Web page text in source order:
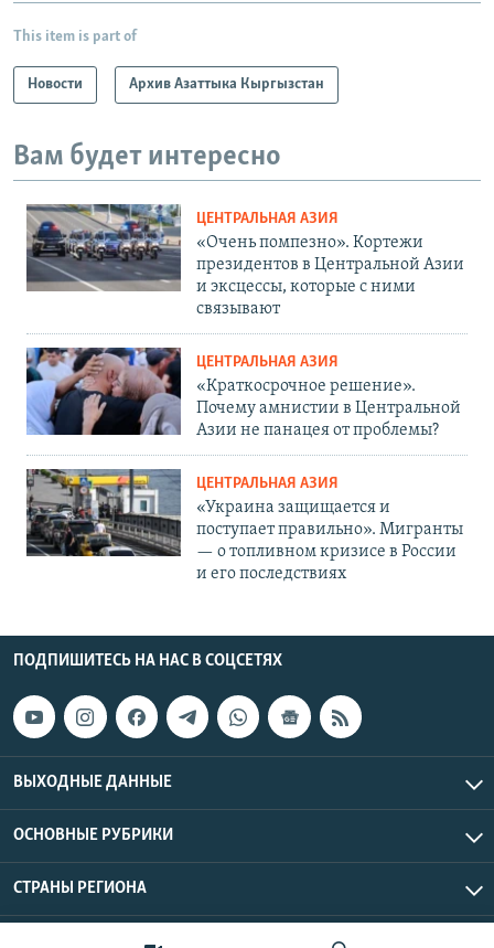
This item is part of
Новости Архив Азаттыка Кыргызстан
Вам будет интересно
ЦЕНТРАЛЬНАЯ АЗИЯ
«Очень помпезно». Кортежи
президентов в Центральной Азии
и эксцессы, которые с ними
связывают
ЦЕНТРАЛЬНАЯ АЗИЯ
«Краткосрочное решение».
Почему амнистии в Центральной
Азии не панацея от проблемы?
ЦЕНТРАЛЬНАЯ АЗИЯ
«Украина защищается и
поступает правильно». Мигранты
— о топливном кризисе в России
и его последствиях
ПОДПИШИТЕСЬ НА НАС В СОЦСЕТЯХ
ВЫХОДНЫЕ ДАННЫЕ
ОСНОВНЫЕ РУБРИКИ
СТРАНЫ РЕГИОНА